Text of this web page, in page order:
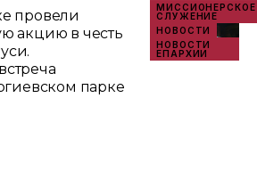
МИССИОНЕРСКОЕ
СЛУЖЕНИЕ
НОВОСТИ
НОВОСТИ
ЕПАРХИИ
провели
акцию в честь
парке